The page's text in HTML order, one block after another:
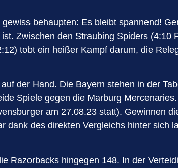
behaupten: Es bleibt spannend!
Zwischen den Straubing Spiders (4:10
tobt ein heißer Kampf darum, die
der Hand. Die Bayern stehen in der
Spiele gegen die Marburg
am 27.08.23 statt). Gewinnen
dank des direkten Vergleichs hinter sich
Razorbacks hingegen 148. In der